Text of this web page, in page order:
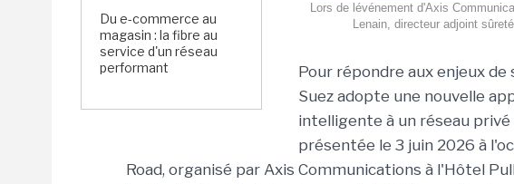
Du e-commerce au
magasin : la fibre au
service d'un réseau
performant
Lors de lévénement d'Axis
Lenain, directeur adjoint
Pour répondre aux enjeux
Suez adopte une nouvelle
intelligente à un réseau
présentée le 3 juin 2026 à
Road, organisé par Axis Communications à l'Hôtel